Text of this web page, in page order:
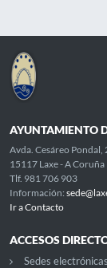
AYUNTAMIENTO
Avda. Cesáreo Pondal,
15117 Laxe - A Coruña
Tlf. 981 706 903
Información:
Ir a Contacto
ACCESOS
Sedes